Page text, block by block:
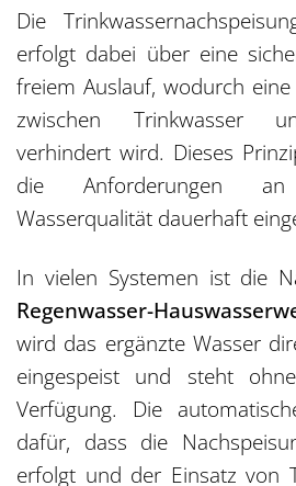
Die
erfolgt dabei über eine
freiem Auslauf, wodurch
zwischen Trinkwasser
verhindert wird. Dieses
die Anforderungen
Wasserqualität dauerhaft
In vielen Systemen ist die
Regenwasser-
wird das ergänzte Wasser
eingespeist und steht
Verfügung. Die
dafür, dass die
erfolgt und der Einsatz von